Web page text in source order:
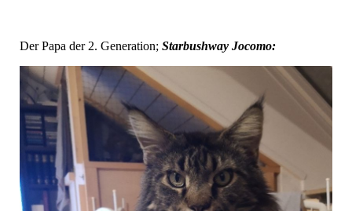
Der Papa der 2. Generation; Starbushway Jocomo: